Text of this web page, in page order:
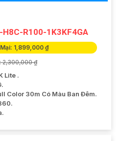
H8C-R100-1K3KF4GA
1,899,000 ₫
2,300,000 ₫
Lite .
Color 30m Có Màu Ban Ðêm.